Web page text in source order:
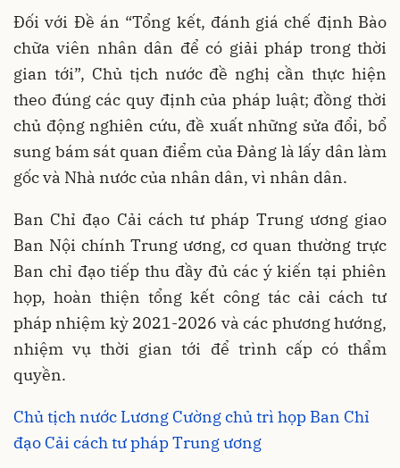
Đối với Đề án “Tổng kết, đánh giá chế định Bào
chữa viên nhân dân để có giải pháp trong thời
gian tới”, Chủ tịch nước đề nghị cần thực hiện
theo đúng các quy định của pháp luật; đồng thời
chủ động nghiên cứu, đề xuất những sửa đổi, bổ
sung bám sát quan điểm của Đảng là lấy dân làm
gốc và Nhà nước của nhân dân, vì nhân dân.
Ban Chỉ đạo Cải cách tư pháp Trung ương giao
Ban Nội chính Trung ương, cơ quan thường trực
Ban chỉ đạo tiếp thu đầy đủ các ý kiến tại phiên
họp, hoàn thiện tổng kết công tác cải cách tư
pháp nhiệm kỳ 2021-2026 và các phương hướng,
nhiệm vụ thời gian tới để trình cấp có thẩm
quyền.
Chủ tịch nước Lương Cường chủ trì họp Ban Chỉ
đạo Cải cách tư pháp Trung ương